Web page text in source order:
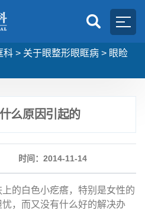
科 > 关于眼整形眼眶病 > 眼睑
么原因引起的
时间：2014-11-14
白色小疙瘩，特别是女性的
，而又没有什么好的解决办